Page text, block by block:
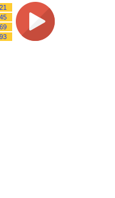
21
45
69
93